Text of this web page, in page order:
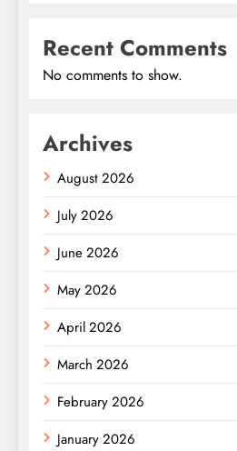
Recent Comments
No comments to show.
Archives
August 2026
July 2026
June 2026
May 2026
April 2026
March 2026
February 2026
January 2026